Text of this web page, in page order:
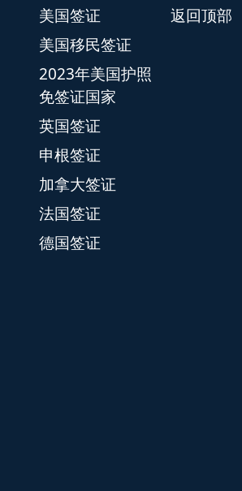
返回顶部
美国签证
美国移民签证
2023年美国护照
免签证国家
英国签证
申根签证
加拿大签证
法国签证
德国签证